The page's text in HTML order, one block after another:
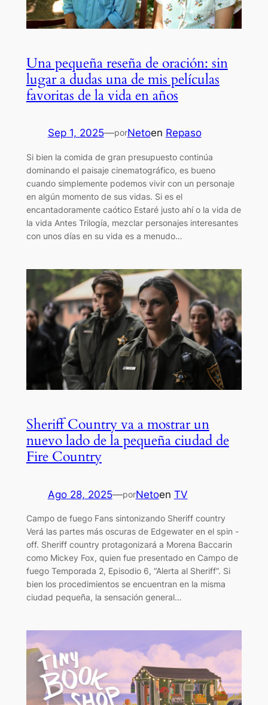
Una pequeña reseña de oración: sin
lugar a dudas una de mis películas
favoritas de la vida en años
Sep 1, 2025—porNetoen Repaso
Si bien la comida de gran presupuesto continúa
dominando el paisaje cinematográfico, es bueno
cuando simplemente podemos vivir con un personaje
en algún momento de sus vidas. Si es el
encantadoramente caótico Estaré justo ahí o la vida de
la vida Antes Trilogía, mezclar personajes interesantes
con unos días en su vida es a menudo…
Sheriff Country va a mostrar un
nuevo lado de la pequeña ciudad de
Fire Country
Ago 28, 2025—porNetoen TV
Campo de fuego Fans sintonizando Sheriff country
Verá las partes más oscuras de Edgewater en el spin -
off. Sheriff country protagonizará a Morena Baccarin
como Mickey Fox, quien fue presentado en Campo de
fuego Temporada 2, Episodio 6, “Alerta al Sheriff”. Si
bien los procedimientos se encuentran en la misma
ciudad pequeña, la sensación general…